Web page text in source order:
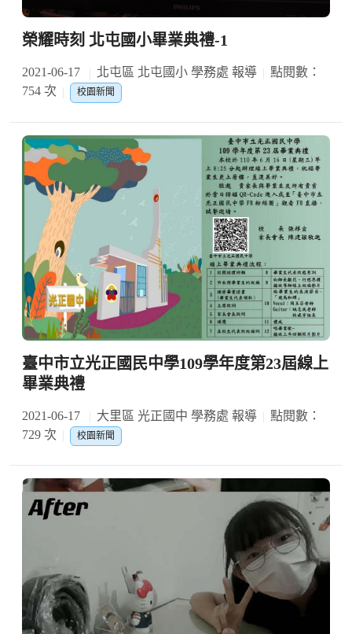
榮耀時刻 北屯國小畢業典禮-1
2021-06-17 北屯區 北屯國小 學務處 報導
點閱數：
754 次
校園新聞
臺中市立光正國民中學109學年度第23屆線上
畢業典禮
2021-06-17 大里區 光正國中 學務處 報導
點閱數：
729 次
校園新聞